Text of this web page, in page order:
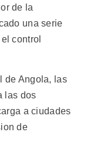
de la
una serie
control
de Angola, las
las dos
a ciudades
de